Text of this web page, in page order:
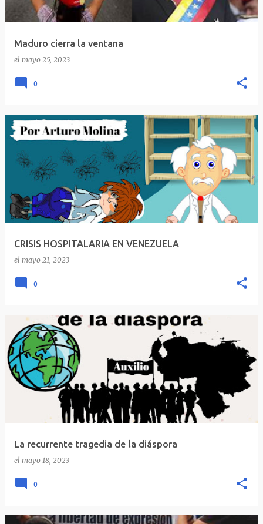
Maduro cierra la ventana
el mayo 25, 2023
0
CRISIS HOSPITALARIA EN VENEZUELA
el mayo 21, 2023
0
La recurrente tragedia de la diáspora
el mayo 18, 2023
0